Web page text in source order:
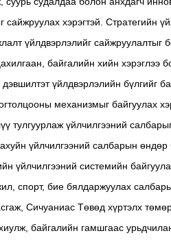
сайжруулах хэрэгтэй. Стратегийн
үйлдвэрлэлийг сайжруулалтыг
байгалийн хийн
үйлдвэрлэлийн бүлгийг
механизмыг байгуулах
тулгуурлаж үйлчилгээний
үйлчилгээний салбарын
үйлчилгээний системийн
спорт, бие бялдаржуулах
Сичуаниас Төвөд хүртэлх
байгалийн гамшгаас